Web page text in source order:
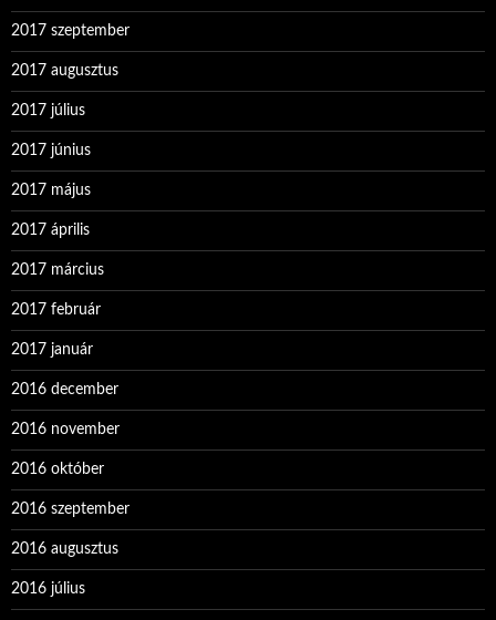
2017 szeptember
2017 augusztus
2017 július
2017 június
2017 május
2017 április
2017 március
2017 február
2017 január
2016 december
2016 november
2016 október
2016 szeptember
2016 augusztus
2016 július